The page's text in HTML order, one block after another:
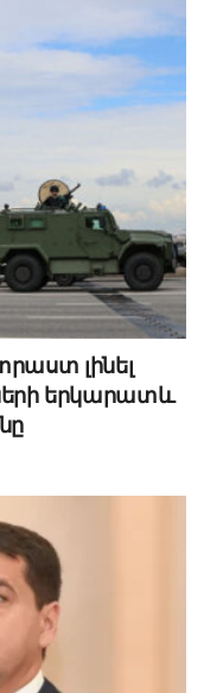
լինել
երկարատև